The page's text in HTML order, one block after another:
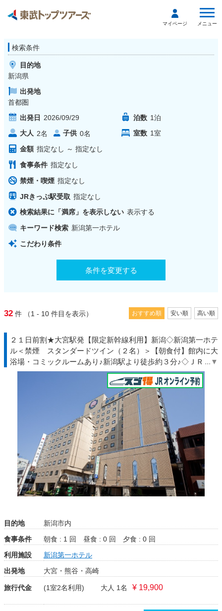
マイページ メニュー
検索条件
目的地
新潟県
出発地
首都圏
出発日 2026/09/29 泊数 1泊
大人 2名 子供 0名 室数 1室
金額 指定なし ～ 指定なし
食事条件 指定なし
禁煙・喫煙 指定なし
JRきっぷ駅受取 指定なし
検索結果に「満席」を表示しない 表示する
キーワード検索 新潟第一ホテル
こだわり条件
条件を変更する
32 件 （1 - 10 件目を表示） おすすめ順 安い順 高い順
２１日前割★大宮駅発【限定新幹線利用】新潟◇新潟第一ホテ
ル＜禁煙 スタンダードツイン（２名）＞【朝食付】館内に大
浴場・コミックルームあり♪新潟駅より徒歩約３分♪◇ＪＲ駅受
目的地
新潟市内
食事条件
朝食 : 1 回 昼食 : 0 回
夕食 : 0 回
利用施設
新潟第一ホテル
出発地
大宮・熊谷・高崎
旅行代金 (1室2名利用) 大人 1名 ¥ 19,900